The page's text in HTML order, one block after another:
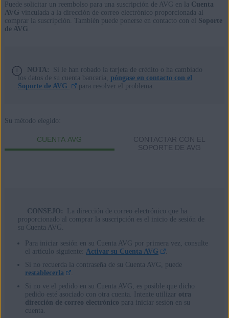
Puede solicitar un reembolso para una suscripción de AVG en la Cuenta
AVG vinculada a la dirección de correo electrónico proporcionada al
comprar la suscripción. También puede ponerse en contacto con el Soporte
de AVG.
NOTA:
Si le han robado la tarjeta de crédito o ha cambiado
los datos de su cuenta bancaria, póngase en contacto con el
Soporte de AVG
para resolver el problema.
Su método elegido:
CUENTA AVG
CONTACTAR CON EL
SOPORTE DE AVG
CONSEJO:
La dirección de correo electrónico que ha
proporcionado al comprar la suscripción es el inicio de sesión de
su Cuenta AVG.
Para iniciar sesión en su Cuenta AVG por primera vez, consulte
el artículo siguiente: Activar su Cuenta AVG
.
Si no recuerda la contraseña de su Cuenta AVG, puede
restablecerla
.
Si no ve el pedido en su Cuenta AVG, es posible que dicho
pedido esté asociado con otra cuenta. Intente utilizar otra
dirección de correo electrónico para iniciar sesión en su
cuenta.